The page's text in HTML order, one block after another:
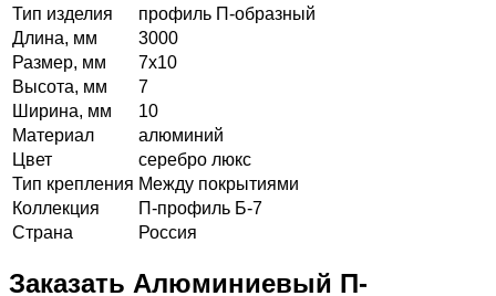
Тип изделия
профиль П-образный
Длина, мм
3000
Размер, мм
7х10
Высота, мм
7
Ширина, мм
10
Материал
алюминий
Цвет
серебро люкс
Тип крепления Между покрытиями
Коллекция
П-профиль Б-7
Страна
Россия
Заказать Алюминиевый П-